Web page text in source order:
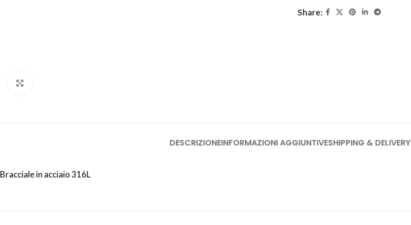
Share:
DESCRIZIONEINFORMAZIONI AGGIUNTIVESHIPPING & DELIVERY
Bracciale in acciaio 316L